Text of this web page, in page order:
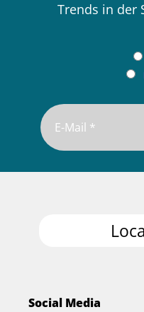
Trends in der
Social Media